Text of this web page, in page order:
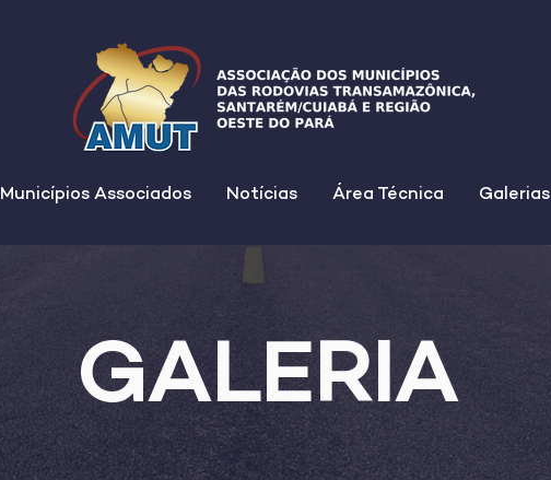
Municípios Associados Notícias Área Técnica Galerias
GALERIA